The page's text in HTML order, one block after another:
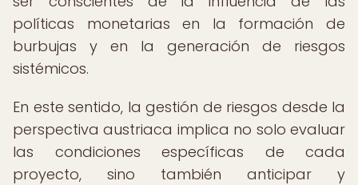
políticas monetarias en la formación de
burbujas y en la generación de riesgos
sistémicos.
En este sentido, la gestión de riesgos desde la
perspectiva austriaca implica no solo evaluar
las condiciones específicas de cada
proyecto, sino también anticipar y